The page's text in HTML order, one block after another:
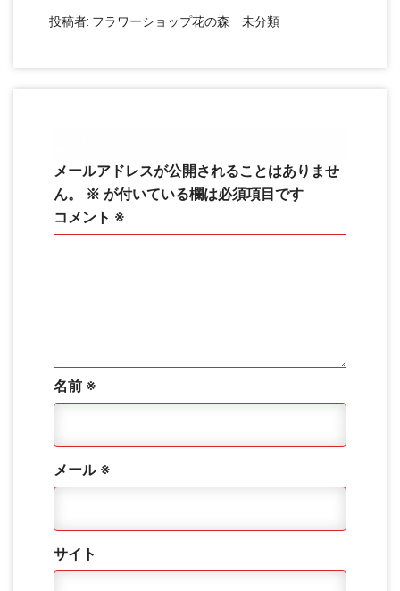
投稿者: フラワーショップ花の森 未分類
メールアドレスが公開されることはありませ
ん。
※ が付いている欄は必須項目です
コメント ※
名前 ※
メール ※
サイト